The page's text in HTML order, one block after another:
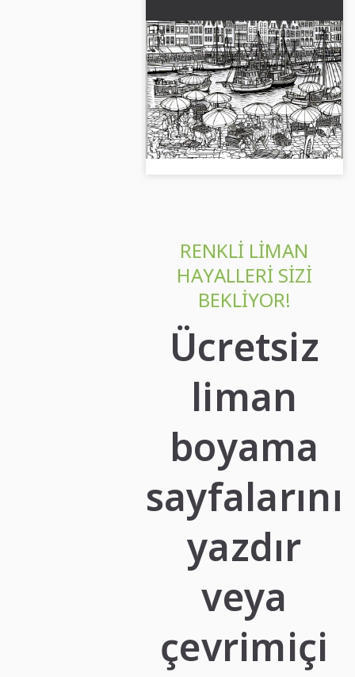
Liman yürüyüş yolu sokak
sanatçıları ve pazar
tezgahları - Ücretsiz
boyama sayfası
Şimdi liman bulvarını sokak
sanatçılarıyla ücretsiz indirin ve
yaratıcı bir şekilde boyayın.
Boyama keyfi!...
RENKLI LIMAN
HAYALLERI SIZI
BEKLIYOR!
Ücretsiz
liman
boyama
sayfalarını
yazdır
veya
çevrimiçi